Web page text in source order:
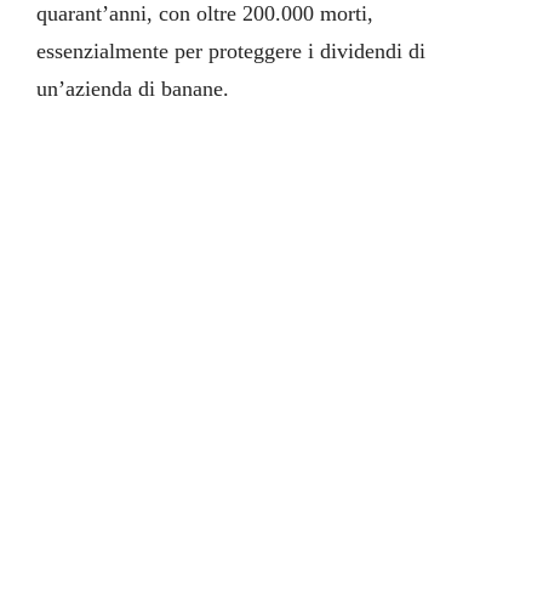
quarant’anni, con oltre 200.000 morti,
essenzialmente per proteggere i dividendi di
un’azienda di banane.